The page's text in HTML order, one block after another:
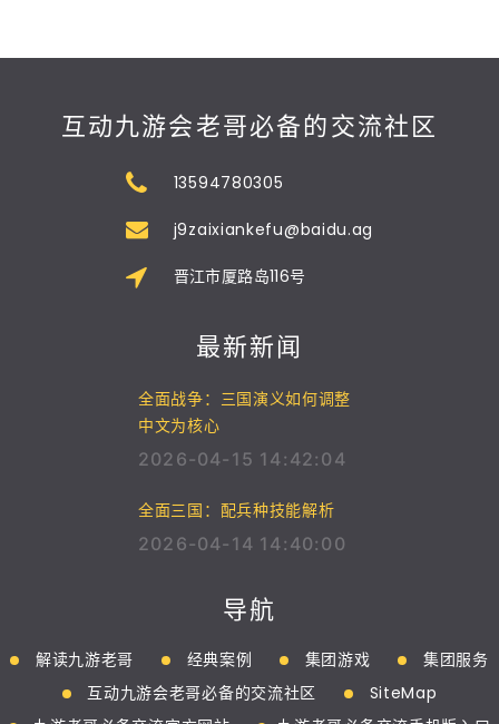
互动九游会老哥必备的交流社区
13594780305
j9zaixiankefu@baidu.ag
晋江市厦路岛116号
最新新闻
全面战争：三国演义如何调整
中文为核心
2026-04-15 14:42:04
全面三国：配兵种技能解析
2026-04-14 14:40:00
导航
解读九游老哥 经典案例 集团游戏
集团服务
互动九游会老哥必备的交流社区
SiteMap